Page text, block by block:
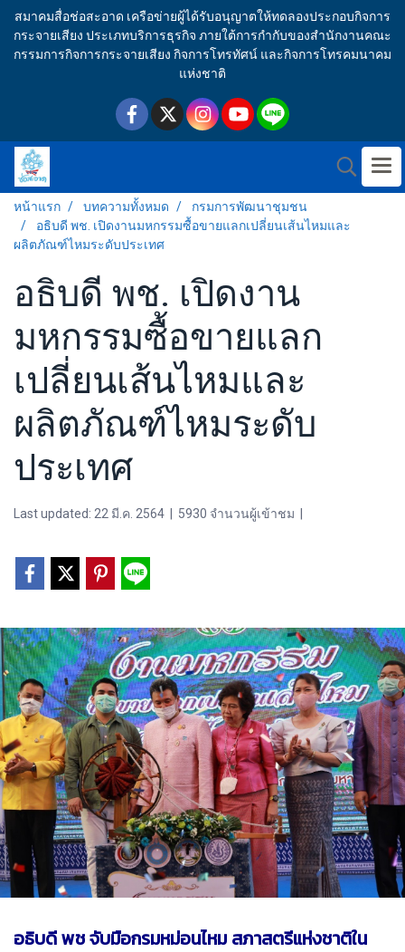
สมาคมสื่อช่อสะอาด เครือข่ายผู้ได้รับอนุญาตให้ทดลองประกอบกิจการ
กระจายเสียง ประเภทบริการธุรกิจ ภายใต้การกำกับของสำนักงานคณะ
กรรมการกิจการกระจายเสียง กิจการโทรทัศน์ และกิจการโทรคมนาคม
แห่งชาติ
หน้าแรก บทความทั้งหมด
กรมการพัฒนาชุมชน
อธิบดี พช. เปิดงานมหกรรมซื้อขายแลกเปลี่ยนเส้นไหมและ
ผลิตภัณฑ์ไหมระดับประเทศ
อธิบดี พช. เปิดงาน
มหกรรมซื้อขายแลก
เปลี่ยนเส้นไหมและ
ผลิตภัณฑ์ไหมระดับ
ประเทศ
Last updated: 22 มี.ค. 2564 5930 จำนวนผู้เข้าชม
อธิบดี พช จับมือกรมหม่อนไหม สภาสตรีแห่งชาติใน